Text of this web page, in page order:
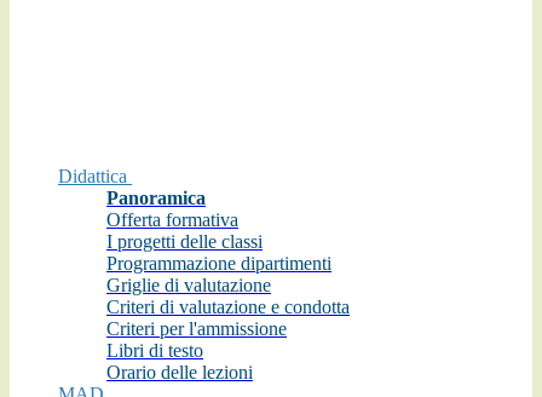
Didattica
Panoramica
Offerta formativa
I progetti delle classi
Programmazione dipartimenti
Griglie di valutazione
Criteri di valutazione e condotta
Criteri per l'ammissione
Libri di testo
Orario delle lezioni